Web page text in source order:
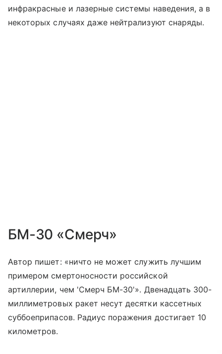
инфракрасные и лазерные системы наведения, а в
некоторых случаях даже нейтрализуют снаряды.
БМ-30 «Смерч»
Автор пишет: «ничто не может служить лучшим
примером смертоносности российской
артиллерии, чем 'Смерч БМ-30'». Двенадцать 300-
миллиметровых ракет несут десятки кассетных
суббоеприпасов. Радиус поражения достигает 10
километров.